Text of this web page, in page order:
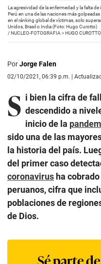
La agresividad de la enfermedad y la falta
Perú en una de las naciones más
en el ránking global de víctimas, solo
Unidos, Brasil o India (Foto: Hugo Curotto)
/NUCLEO-FOTOGRAFIA > HUGO CUROTTO
PorJorge Falen
02/10/2021, 06:39 p.m. |
S i bien la cifra de
descendido a
inicio de la
sido una de las
la historia del país.
del primer caso
coronavirus ha
peruanos, cifra que
poblaciones de
de Dios.